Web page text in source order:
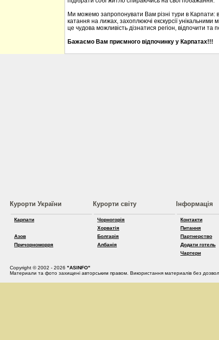
Ми можемо запропонувати Вам різні тури в Карпати:
катання на лижах, захоплюючі екскурсії
це чудова можливість дізнатися регіон, відпочити та
Бажаємо Вам приємного відпочинку у Карпатах!!!
Курорти України
Карпати
Азов
Причорноморря
Курорти світу
Чорногорія
Хорватія
Болгарія
Албанія
Інформація
Контакти
Питання
Партнерство
Додати готель
Чартери
Copyright © 2002 - 2026 "ASINFO"
Материали та фото захищені авторським правом. Використання материалів без